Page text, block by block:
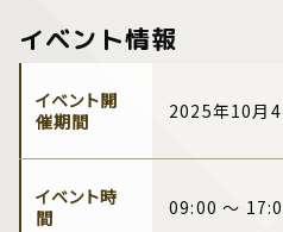
イベント情報
イベント開
催期間
2025年10月
イベント時
間
09:00 ～